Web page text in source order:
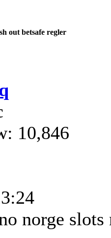
out betsafe regler
10,846
norge